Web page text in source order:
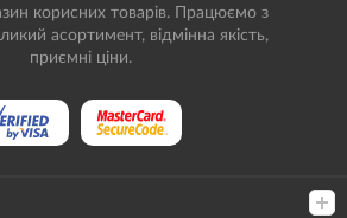
корисних товарів. Працюємо з
асортимент, відмінна якість,
приємні ціни.